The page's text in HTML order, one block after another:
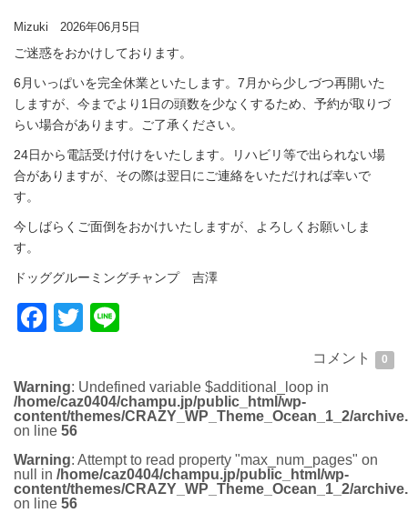
Mizuki 2026年06月5日
ご迷惑をおかけしております。
6月いっぱいを完全休業といたします。7月から少しづつ再開いた
しますが、今までより1日の頭数を少なくするため、予約が取りづ
らい場合があります。ご了承ください。
24日から電話受け付けをいたします。リハビリ等で出られない場
合がありますが、その際は翌日にご連絡をいただければ幸いで
す。
今しばらくご面倒をおかけいたしますが、よろしくお願いしま
す。
ドッググルーミングチャンプ 吉澤
Facebook
Twitter
コメント 0
Warning: Undefined variable $additional_loop in
/home/caz0404/champu.jp/public_html/wp-
content/themes/CRAZY_WP_Theme_Ocean_1_2/
on line 56
Warning: Attempt to read property "max_num_pages" on
null in /home/caz0404/champu.jp/public_html/wp-
content/themes/CRAZY_WP_Theme_Ocean_1_2/
on line 56